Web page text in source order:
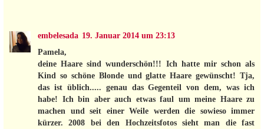
embelesada 19. Januar 2014 um 23:13
Pamela,
deine Haare sind wunderschön!!! Ich hatte mir schon als
Kind so schöne Blonde und glatte Haare gewünscht! Tja,
das ist üblich..... genau das Gegenteil von dem, was ich
habe! Ich bin aber auch etwas faul um meine Haare zu
machen und seit einer Weile werden die sowieso immer
kürzer. 2008 bei den Hochzeitsfotos sieht man die fast